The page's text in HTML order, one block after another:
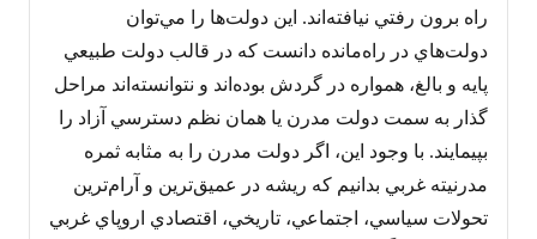
راه برون رفتي نيافته‌اند. اين دولت‌ها را مي‌توان
دولت‌هاي در راه‌مانده دانست که در قالب دولت طبيعي
پايه و بالغ، همواره در گردش بوده‌اند و نتوانسته‌اند مراحل
گذار به سمت دولت مدرن يا همان نظم دسترسي آزاد را
بپيمايند. با وجود اين، اگر دولت مدرن را به مثابه ثمره
مدرنيته غربي بدانيم که ريشه در عميق‌ترين و آرام‌ترين
تحولات سياسي، اجتماعي، تاريخي، اقتصادي اروپاي غربي